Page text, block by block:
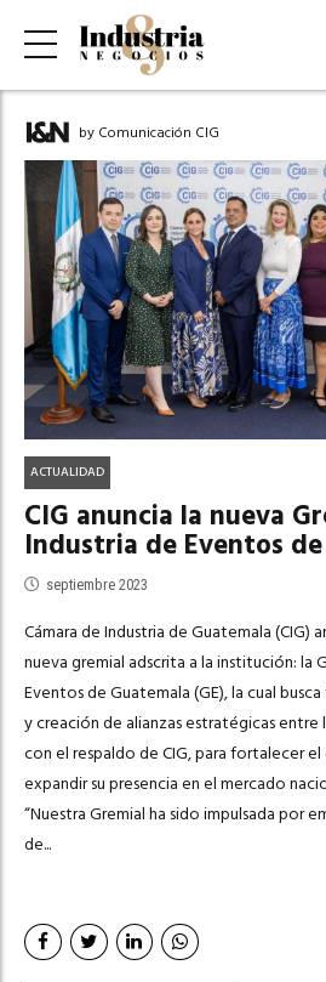
by Comunicación CIG
ACTUALIDAD
CIG anuncia la nueva
Industria de Eventos
septiembre 2023
Cámara de Industria de Guatemala (CIG)
nueva gremial adscrita a la institución: la
Eventos de Guatemala (GE), la cual
y creación de alianzas estratégicas entre
con el respaldo de CIG, para fortalecer
expandir su presencia en el mercado
“Nuestra Gremial ha sido impulsada por
de...